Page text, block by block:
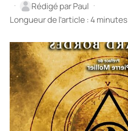
·
Rédigé parPaul ·
Longueur de l’article : 4 minutes